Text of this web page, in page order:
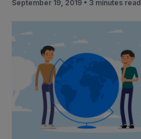
September 19, 2019 • 3 minutes read